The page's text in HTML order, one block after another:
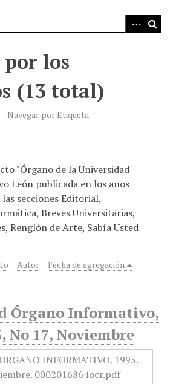
los
(13 total)
Navegar por Etiqueta
"Órgano de la Universidad
León publicada en los años
secciones Editorial,
Breves Universitarias,
Renglón de Arte, Sabía Usted
Autor Fecha de agregación
Órgano Informativo,
No 17, Noviembre